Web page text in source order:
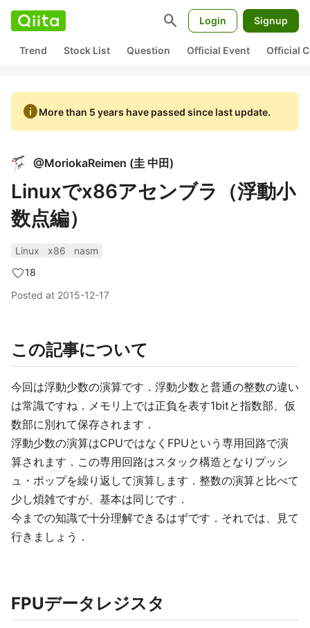
search Login Signup
Trend Stock List Question Official Event Official
infoMore than 5 years have passed since last update.
@MoriokaReimen (圭 中田)
Linuxでx86アセンブラ（浮動小
数点編）
Linux x86
nasm
18
Posted at 2015-12-17
この記事について
今回は浮動少数の演算です．浮動少数と普通の整数の違い
は常識ですね．メモリ上では正負を表す1bitと指数部、仮
数部に別れて保存されます．
浮動少数の演算はCPUではなくFPUという専用回路で演
算されます．この専用回路はスタック構造となりプッシ
ュ・ポップを繰り返して演算します．整数の演算と比べて
少し煩雑ですが、基本は同じです．
今までの知識で十分理解できるはずです．それでは、見て
行きましょう．
FPUデータレジスタ